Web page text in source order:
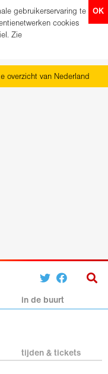
OK
gebruikerservaring te
cookies
Zie
overzicht van Nederland
programma
in de buurt
tijden & tickets